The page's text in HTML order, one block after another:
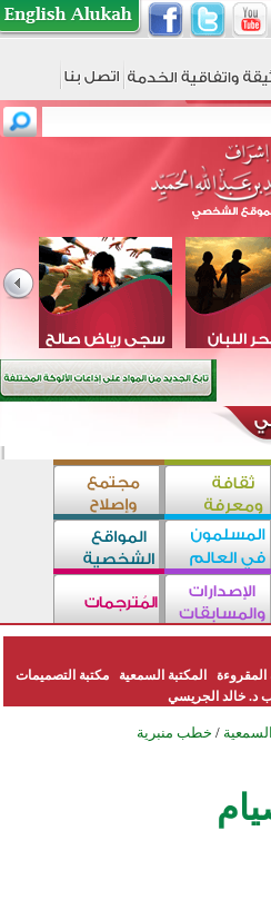
المقروءة المكتبة السمعية
مكتبة التصميمات
د. خالد الجريسي
/ خطب منبرية